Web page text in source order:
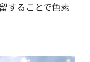
することで色素